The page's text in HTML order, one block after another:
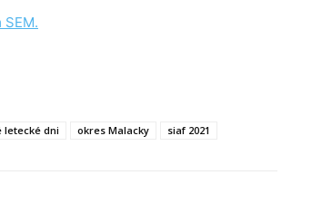
letecké dni okres Malacky siaf 2021